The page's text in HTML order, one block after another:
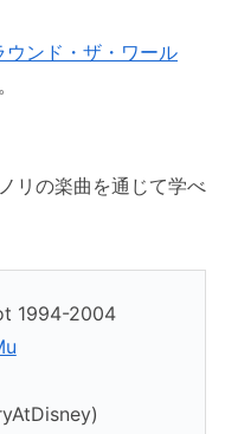
ウンド・ザ・ワール
リの楽曲を通じて学べ
1994-2004